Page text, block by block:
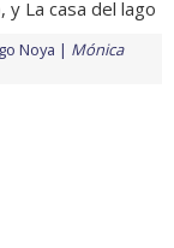
La casa del lago
Noya
Mónica